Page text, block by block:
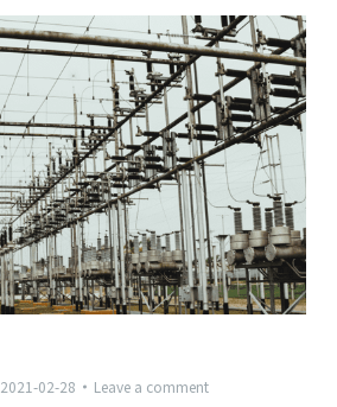
2021-02-28 Leave a comment